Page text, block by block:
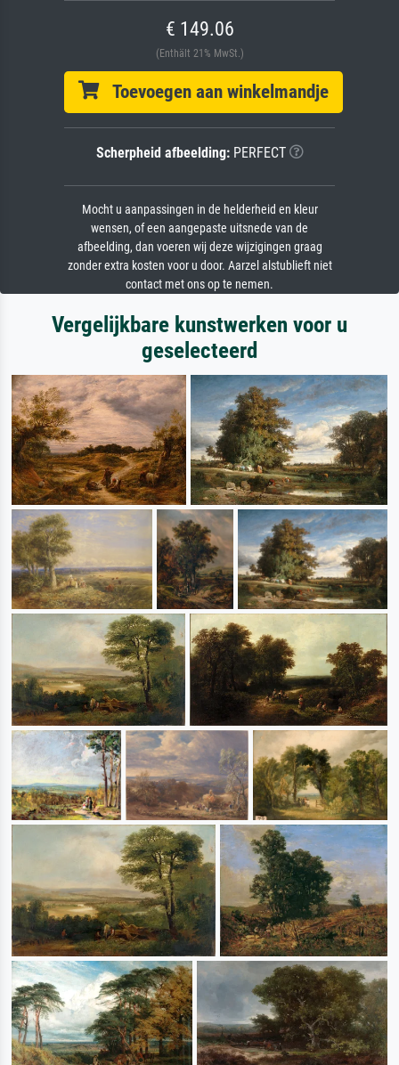
€ 149.06
(Enthält 21% MwSt.)
Toevoegen aan winkelmandje
Scherpheid afbeelding:PERFECT
Mocht u aanpassingen in de helderheid en kleur
wensen, of een aangepaste uitsnede van de
afbeelding, dan voeren wij deze wijzigingen graag
zonder extra kosten voor u door. Aarzel alstublieft niet
contact met ons op te nemen.
Vergelijkbare kunstwerken voor u
geselecteerd